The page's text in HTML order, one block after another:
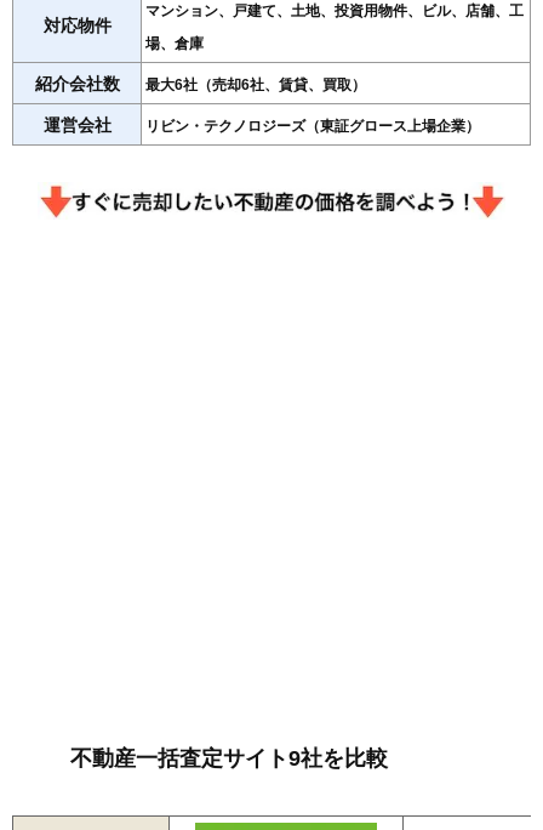
対応物件
マンション、戸建て、土地、投資用物件、ビル、店舗、工
場、倉庫
紹介会社数 最大6社（売却6社、賃貸、買取）
運営会社 リビン・テクノロジーズ（東証グロース上場企業）
不動産一括査定サイト9社を比較